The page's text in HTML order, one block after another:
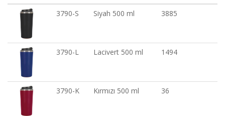
3790-S
Siyah 500 ml 3885
3790-L Lacivert 500 ml 1494
3790-K Kırmızı 500 ml 36